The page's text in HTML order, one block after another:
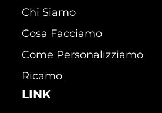
Chi Siamo
Cosa Facciamo
Come Personalizziamo
Ricamo
LINK